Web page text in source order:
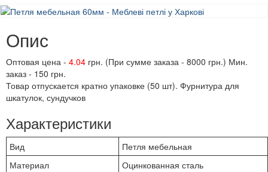
Опис
Оптовая цена - 4.04 грн. (При сумме заказа - 8000 грн.) Мин.
заказ - 150 грн.
Товар отпускается кратно упаковке (50 шт). Фурнитура для
шкатулок, сундучков
Характеристики
Вид
Петля мебельная
Материал
Оцинкованная сталь